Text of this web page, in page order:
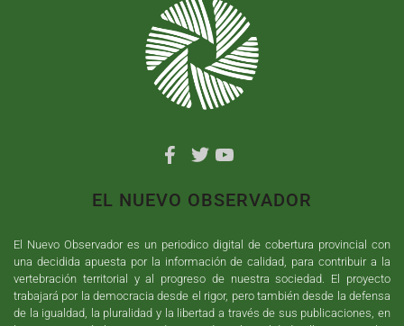
EL NUEVO OBSERVADOR
El Nuevo Observador es un periodico digital de cobertura provincial con
una decidida apuesta por la información de calidad, para contribuir a la
vertebración territorial y al progreso de nuestra sociedad. El proyecto
trabajará por la democracia desde el rigor, pero también desde la defensa
de la igualdad, la pluralidad y la libertad a través de sus publicaciones, en